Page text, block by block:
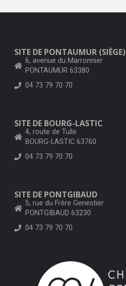
SITE DE PONTAUMUR (SIÈGE)
6, avenue du Marronnier
PONTAUMUR 63380
04 73 79 70 70
SITE DE BOURG-LASTIC
4, route de Tulle
BOURG-LASTIC 63760
04 73 79 70 70
SITE DE PONTGIBAUD
5, rue du Frère Genestier
PONTGIBAUD 63230
04 73 79 70 70